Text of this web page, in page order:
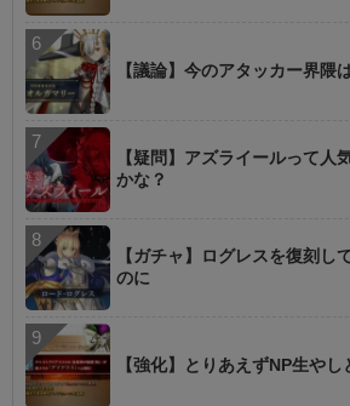
【議論】今のアタッカー界隈
【疑問】アズライールって人
かな？
【ガチャ】ログレスを復刻し
のに
【強化】とりあえずNP生や